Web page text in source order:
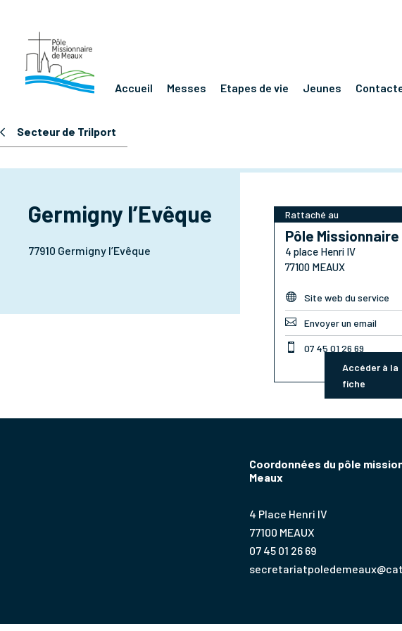
Accueil Messes Etapes de vie Jeunes
Secteur de Trilport
Germigny l’Evêque
77910 Germigny l’Evêque
Rattaché au
Pôle
4 place Henri IV
77100 MEAUX
 Site web du service
 Envoyer un email

07 45 01 26 69
Accéder à la
fiche
Coordonnées du pôle
Meaux
4 Place Henri IV
77100 MEAUX
07 45 01 26 69